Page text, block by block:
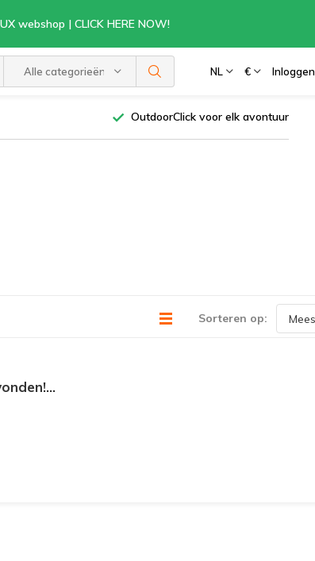
Alle categorieën NL € Inloggen
webshop | CLICK HERE NOW!
OutdoorClick voor elk avontuur
Sorteren op: